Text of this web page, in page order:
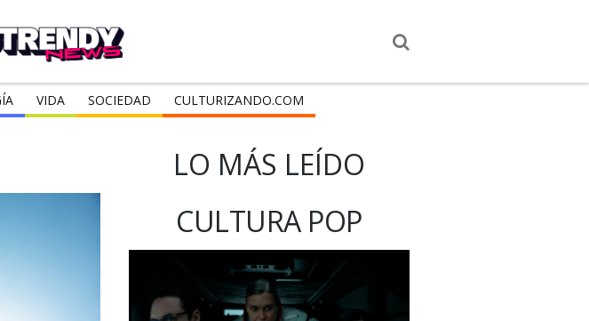
VIDA SOCIEDAD CULTURIZANDO.COM
LO MÁS LEÍDO
CULTURA POP